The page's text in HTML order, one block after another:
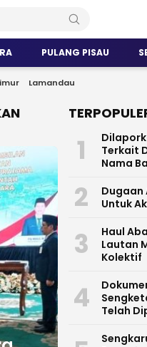
PULANG PISAU
Lamandau
1
Terkait
Nama
2
Dugaan
Untuk
3
Haul
Lautan
Kolektif
4
Telah